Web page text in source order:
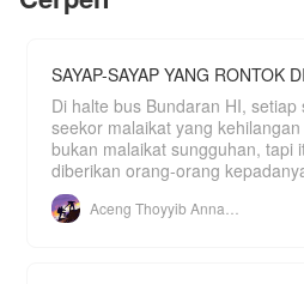
Namun airmata
langkahnya
Penghianatan
menjadi
menjadikannya
mengejar
alam kehidupan
SAYAP-SAYAP YANG RONTOK
Di halte bus Bundaran HI,
seekor malaikat yang
bukan malaikat sungguhan, tapi
diberikan orang-orang